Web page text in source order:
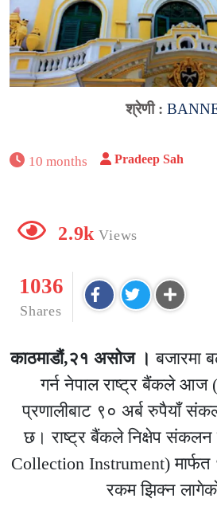
श्रेणी :
10 months Pradeep Sah
2.9k Views
1036
Shares
काठमाडौं,२१ असाेज । बजारमा
गर्न नेपाल राष्ट्र बैंकले आज
प्रणालीबाट ९० अर्ब रुपैयाँ
छ। राष्ट्र बैंकले निक्षेप
Collection Instrument) मार्फत
रकम झिक्न